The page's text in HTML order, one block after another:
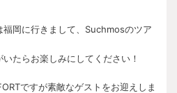
岡に行きまして、Suchmosのツア
たらお楽しみにしてください！
ですが素敵なゲストをお迎えしま